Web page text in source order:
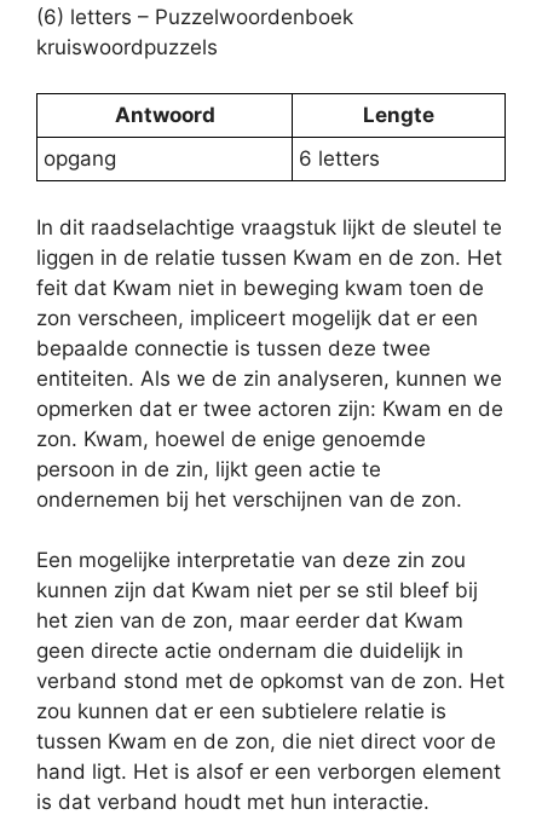
(6) letters – Puzzelwoordenboek
kruiswoordpuzzels
Antwoord
Lengte
opgang
6 letters
In dit raadselachtige vraagstuk lijkt de sleutel te
liggen in de relatie tussen Kwam en de zon. Het
feit dat Kwam niet in beweging kwam toen de
zon verscheen, impliceert mogelijk dat er een
bepaalde connectie is tussen deze twee
entiteiten. Als we de zin analyseren, kunnen we
opmerken dat er twee actoren zijn: Kwam en de
zon. Kwam, hoewel de enige genoemde
persoon in de zin, lijkt geen actie te
ondernemen bij het verschijnen van de zon.
Een mogelijke interpretatie van deze zin zou
kunnen zijn dat Kwam niet per se stil bleef bij
het zien van de zon, maar eerder dat Kwam
geen directe actie ondernam die duidelijk in
verband stond met de opkomst van de zon. Het
zou kunnen dat er een subtielere relatie is
tussen Kwam en de zon, die niet direct voor de
hand ligt. Het is alsof er een verborgen element
is dat verband houdt met hun interactie.